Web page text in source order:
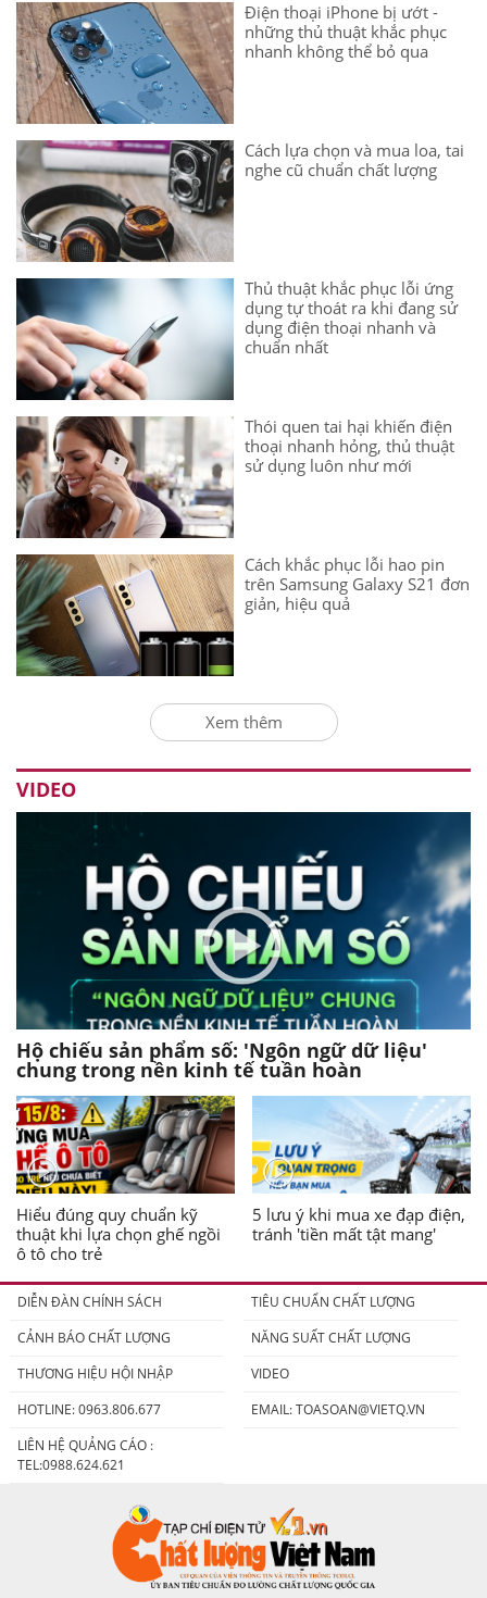
Điện thoại iPhone bị ướt -
những thủ thuật khắc phục
nhanh không thể bỏ qua
Cách lựa chọn và mua loa, tai
nghe cũ chuẩn chất lượng
Thủ thuật khắc phục lỗi ứng
dụng tự thoát ra khi đang sử
dụng điện thoại nhanh và
chuẩn nhất
Thói quen tai hại khiến điện
thoại nhanh hỏng, thủ thuật
sử dụng luôn như mới
Cách khắc phục lỗi hao pin
trên Samsung Galaxy S21 đơn
giản, hiệu quả
Xem thêm
VIDEO
Hộ chiếu sản phẩm số: 'Ngôn ngữ dữ liệu'
chung trong nền kinh tế tuần hoàn
Hiểu đúng quy chuẩn kỹ
thuật khi lựa chọn ghế ngồi
ô tô cho trẻ
5 lưu ý khi mua xe đạp điện,
tránh 'tiền mất tật mang'
DIỄN ĐÀN CHÍNH SÁCH
TIÊU CHUẨN CHẤT LƯỢNG
CẢNH BÁO CHẤT LƯỢNG
NĂNG SUẤT CHẤT LƯỢNG
THƯƠNG HIỆU HỘI NHẬP
VIDEO
HOTLINE: 0963.806.677
EMAIL:TOASOAN@VIETQ.VN
LIÊN HỆ QUẢNG CÁO :
TEL:0988.624.621